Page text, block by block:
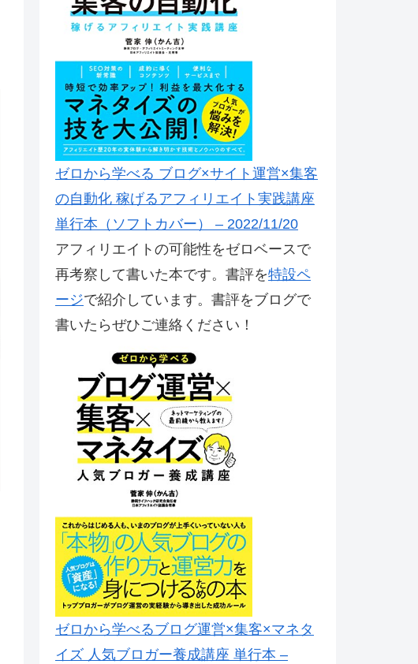
ゼロから学べる ブログ×サイト運営×集客
の自動化 稼げるアフィリエイト実践講座
単行本（ソフトカバー） – 2022/11/20
アフィリエイトの可能性をゼロベースで
再考察して書いた本です。書評を特設ペ
ージで紹介しています。書評をブログで
書いたらぜひご連絡ください！
ゼロから学べるブログ運営×集客×マネタ
イズ 人気ブロガー養成講座 単行本 –